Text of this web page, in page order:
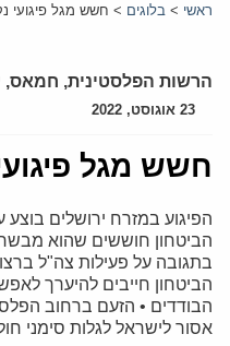
ראשי > בלוגים > חשש מגל פיגועי
הרשות הפלסטינית, חמאס,
23 אוגוסט, 2022
חשש מגל
הפיגוע במזרח ירושלים
הביטחון חוששים שהוא
בתגובה על פעילות צה"ל
הביטחון חייבים להיערך
הבודדים • הזעם ברחוב
אסור לישראל לגלות סימני